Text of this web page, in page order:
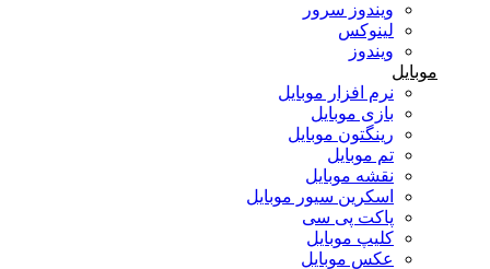
ویندوز سرور
لینوکس
ویندوز
موبایل
نرم افزار موبایل
بازی موبایل
رینگتون موبایل
تم موبایل
نقشه موبایل
اسکرین سیور موبایل
پاکت پی سی
کلیپ موبایل
عکس موبایل